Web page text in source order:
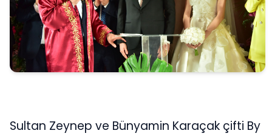
Sultan Zeynep ve Bünyamin Karaçak çifti By